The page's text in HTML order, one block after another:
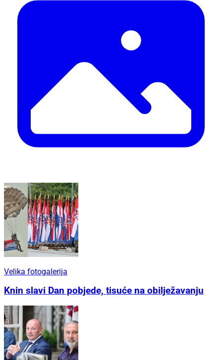
Velika fotogalerija
Knin slavi Dan pobjede, tisuće na obilježavanju